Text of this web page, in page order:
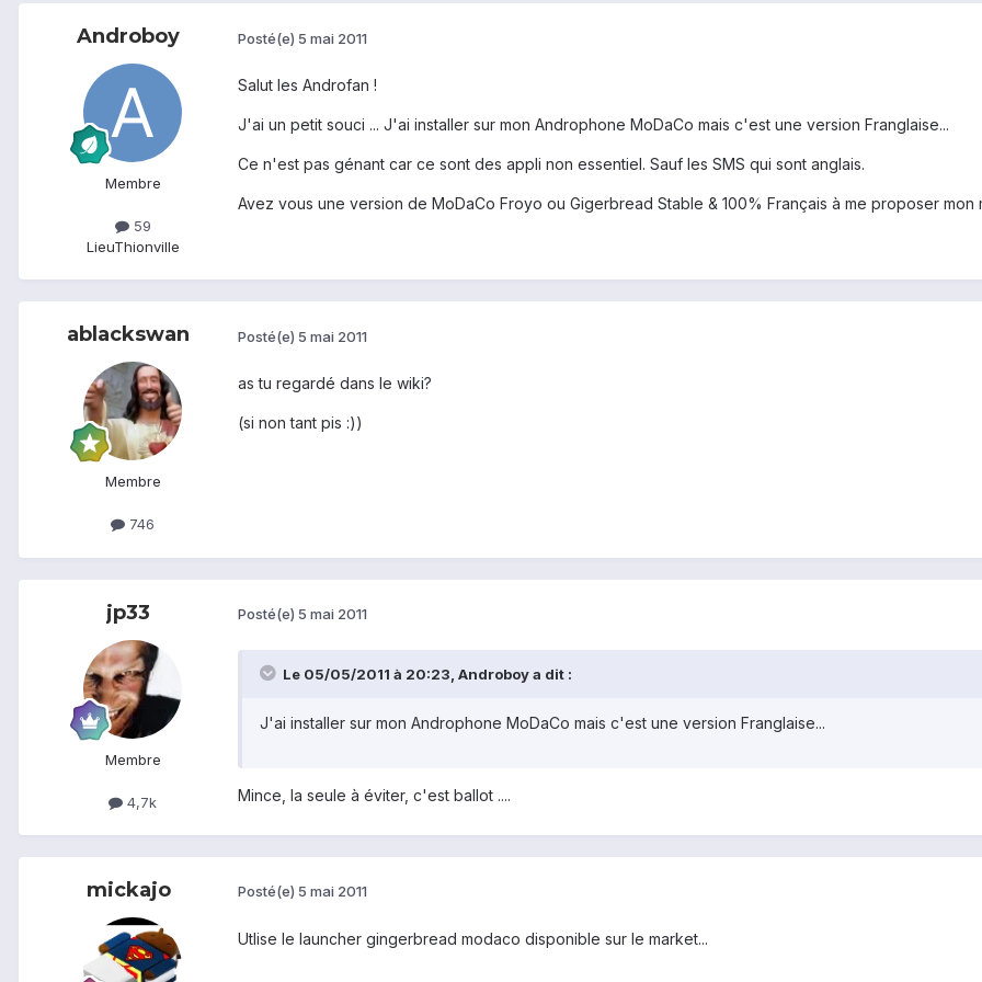
Androboy
Membre
59
LieuThionville
Posté(e) 5 mai 2011
Salut les Androfan !
J'ai un petit souci ... J'ai installer sur mon Androphone MoDaCo mais c'est une version Franglaise...
Ce n'est pas génant car ce sont des appli non essentiel. Sauf les SMS qui sont anglais.
Avez vous une version de MoDaCo Froyo ou Gigerbread Stable & 100% Français à me proposer mon
ablackswan
Membre
746
Posté(e) 5 mai 2011
as tu regardé dans le wiki?
(si non tant pis :))
jp33
Membre
4,7k
Posté(e) 5 mai 2011
Le 05/05/2011 à 20:23, Androboy a dit :
J'ai installer sur mon Androphone MoDaCo mais c'est une version Franglaise...
Mince, la seule à éviter, c'est ballot ....
mickajo Posté(e) 5 mai 2011
Utlise le launcher gingerbread modaco disponible sur le market...